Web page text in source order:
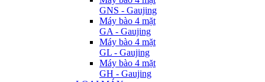
GNS - Gaujing
Máy bào 4 mặt
GA - Gaujing
Máy bào 4 mặt
GL - Gaujing
Máy bào 4 mặt
GH - Gaujing